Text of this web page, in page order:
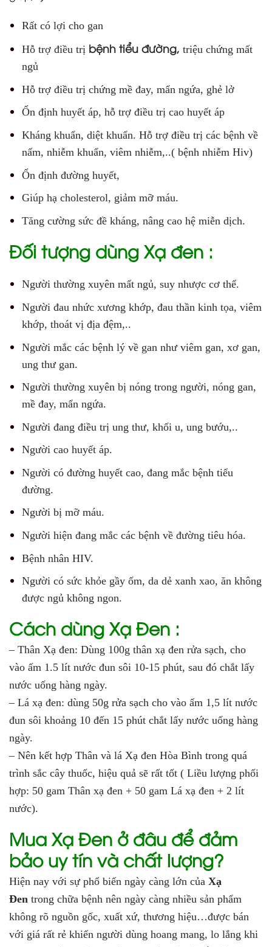
Rất có lợi cho gan
Hỗ trợ điều trị bệnh tiểu đường, triệu chứng mất
ngủ
Hỗ trợ điều trị chứng mề đay, mẩn ngứa, ghẻ lở
Ổn định huyết áp, hỗ trợ điều trị cao huyết áp
Kháng khuẩn, diệt khuẩn. Hỗ trợ điều trị các bệnh về
nấm, nhiễm khuẩn, viêm nhiễm,..( bệnh nhiễm Hiv)
Ổn định đường huyết,
Giúp hạ cholesterol, giảm mỡ máu.
Tăng cường sức đề kháng, nâng cao hệ miễn dịch.
Đối tượng dùng Xạ đen :
Người thường xuyên mất ngủ, suy nhược cơ thể.
Người đau nhức xương khớp, đau thần kinh tọa, viêm
khớp, thoát vị địa đệm,..
Người mắc các bệnh lý về gan như viêm gan, xơ gan,
ung thư gan.
Người thường xuyên bị nóng trong người, nóng gan,
mề đay, mẩn ngứa.
Người đang điều trị ung thư, khối u, ung bướu,..
Người cao huyết áp.
Người có đường huyết cao, đang mắc bệnh tiểu
đường.
Người bị mỡ máu.
Người hiện đang mắc các bệnh về đường tiêu hóa.
Bệnh nhân HIV.
Người có sức khỏe gầy ốm, da dẻ xanh xao, ăn không
được ngủ không ngon.
Cách dùng Xạ Đen :
– Thân Xạ đen: Dùng 100g thân xạ đen rửa sạch, cho
vào ấm 1.5 lít nước đun sôi 10-15 phút, sau đó chắt lấy
nước uống hàng ngày.
– Lá xạ đen: dùng 50g rửa sạch cho vào ấm 1,5 lít nước
đun sôi khoảng 10 đến 15 phút chắt lấy nước uống hàng
ngày.
– Nên kết hợp Thân và lá Xạ đen Hòa Bình trong quá
trình sắc cây thuốc, hiệu quả sẽ rất tốt ( Liều lượng phối
hợp: 50 gam Thân xạ đen + 50 gam Lá xạ đen + 2 lít
nước).
Mua Xạ Đen ở đâu để đảm
bảo uy tín và chất lượng?
Hiện nay với sự phổ biến ngày càng lớn của Xạ
Đen trong chữa bệnh nên ngày càng nhiều sản phẩm
không rõ nguồn gốc, xuất xứ, thương hiệu…được bán
với giá rất rẻ khiến người dùng hoang mang, lo lắng khi